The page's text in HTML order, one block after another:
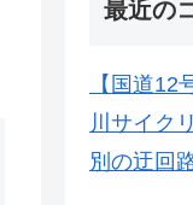
最近の
【国道
川サイク
別の迂回